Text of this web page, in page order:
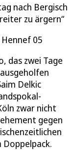
nach Bergisch
zu ärgern
Hennef 05
das zwei Tage
Delkic
zwar nicht
gegen